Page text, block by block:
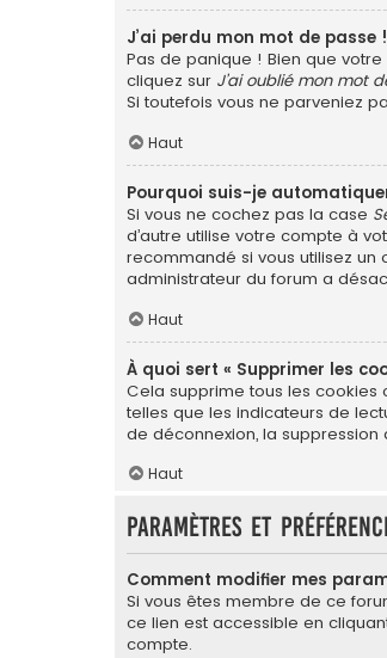
J’ai perdu mon mot de passe !
Pas de panique ! Bien que
cliquez sur J’ai oublié mon mot
Si toutefois vous ne parveniez
Haut
Pourquoi suis-je
Si vous ne cochez pas la case
d’autre utilise votre compte à
recommandé si vous utilisez un
administrateur du forum a
Haut
À quoi sert « Supprimer les
Cela supprime tous les cookies
telles que les indicateurs de
de déconnexion, la
Haut
Paramètres et
Comment modifier mes
Si vous êtes membre de ce
ce lien est accessible en
compte.